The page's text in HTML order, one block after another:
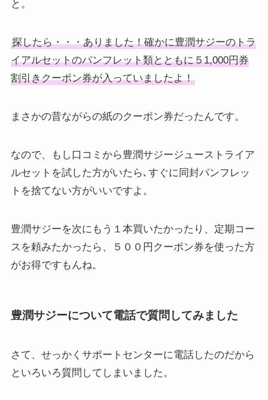
と。
探したら・・・ありました！確かに豊潤サジーのトラ
イアルセットのパンフレット類とともに５1,000円券
割引きクーポン券が入っていましたよ！
まさかの昔ながらの紙のクーポン券だったんです。
なので、もし口コミから豊潤サジージューストライア
ルセットを試した方がいたら､すぐに同封パンフレッ
トを捨てない方がいいですよ。
豊潤サジーを次にもう１本買いたかったり、定期コー
スを頼みたかったら、５００円クーポン券を使った方
がお得ですもんね。
豊潤サジーについて電話で質問してみました
さて、せっかくサポートセンターに電話したのだから
といろいろ質問してしまいました。